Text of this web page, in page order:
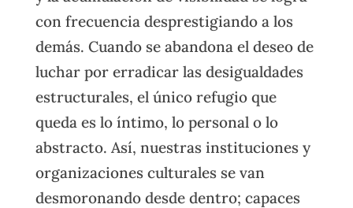
con frecuencia desprestigiando a los
demás. Cuando se abandona el deseo de
luchar por erradicar las desigualdades
estructurales, el único refugio que
queda es lo íntimo, lo personal o lo
abstracto. Así, nuestras instituciones y
organizaciones culturales se van
desmoronando desde dentro; capaces